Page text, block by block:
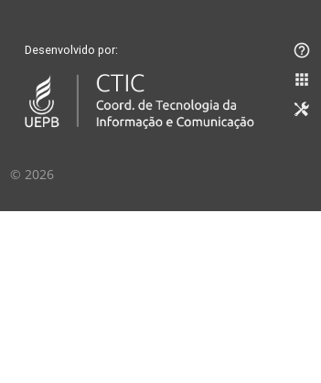
Desenvolvido por:
© 2026